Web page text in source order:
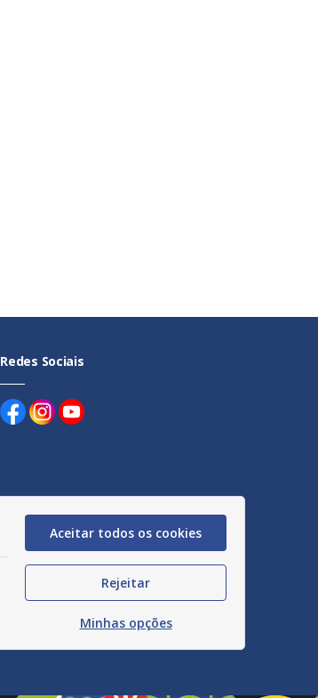
Redes Sociais
Aceitar todos os cookies
Rejeitar
Minhas opções